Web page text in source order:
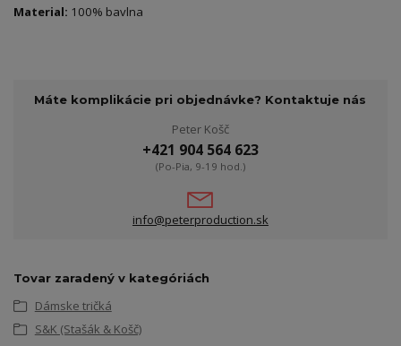
Material: 100% bavlna
Máte komplikácie pri objednávke? Kontaktuje nás
Peter Košč
+421 904 564 623
(Po-Pia, 9-19 hod.)
info@peterproduction.sk
Tovar zaradený v kategóriách
Dámske tričká
S&K (Stašák & Košč)